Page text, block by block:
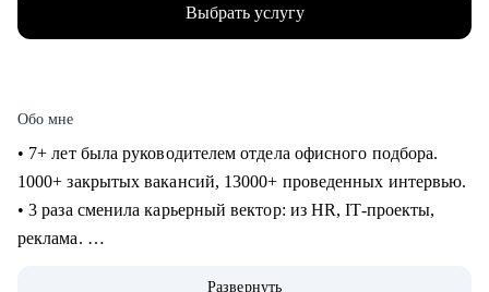
Выбрать услугу
Обо мне
• 7+ лет была руководителем отдела офисного подбора.
1000+ закрытых вакансий, 13000+ проведенных интервью.
• 3 раза сменила карьерный вектор: из HR, IT-проекты,
реклама.
Развернуть